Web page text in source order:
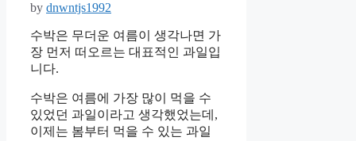
by dnwntjs1992
수박은 무더운 여름이 생각나면 가
장 먼저 떠오르는 대표적인 과일입
니다.
수박은 여름에 가장 많이 먹을 수
있었던 과일이라고 생각했었는데,
이제는 봄부터 먹을 수 있는 과일